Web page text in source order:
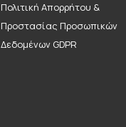
Πολιτική Απορρήτου &
Προστασίας Προσωπικών
Δεδομένων GDPR